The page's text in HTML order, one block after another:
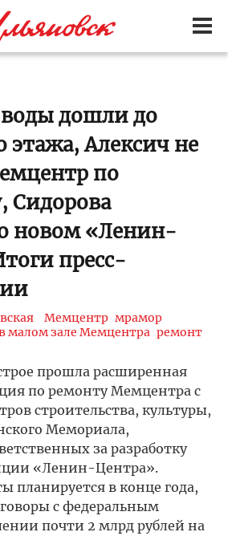
дошли до
этажа, Алексич не
по
Сидорова
о новом «Ленин-
пресс-
Мемцентр мрамор
малом зале Мемцентра ремонт
прошла расширенная
по ремонту Мемцентра с
строительства, культуры,
Мемориала,
за разработку
«Ленин-Центра».
планируется в конце года,
с федеральным
почти 2 млрд рублей на